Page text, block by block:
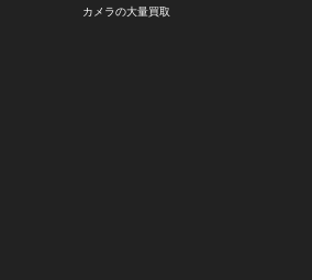
）
よだしょうかい）
カメラの大量買取